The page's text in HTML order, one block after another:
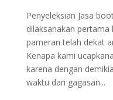
Penyeleksian Jasa
dilaksanakan pertama
pameran telah dekat
Kenapa kami
karena dengan
waktu dari gagasan...